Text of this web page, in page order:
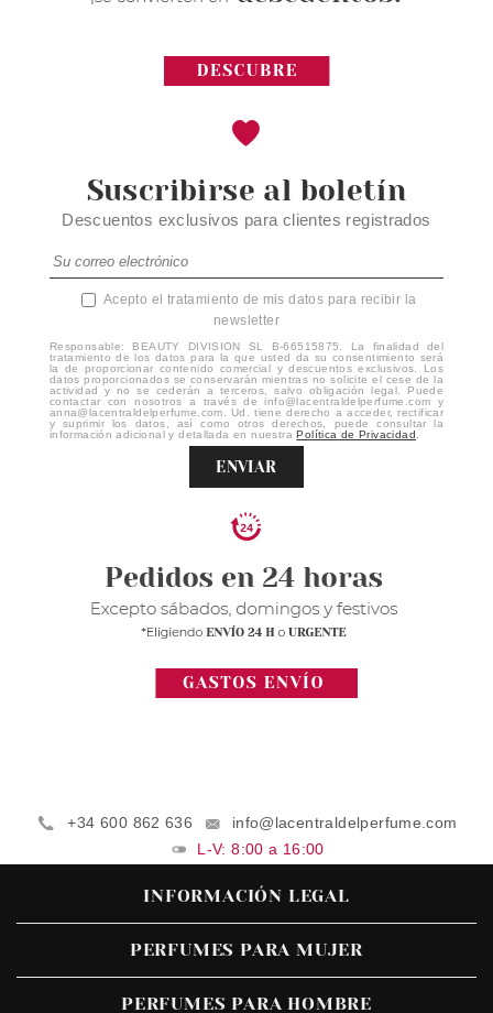
Suscribirse al boletín
Descuentos exclusivos para clientes registrados
Acepto el tratamiento de mis datos para recibir la
newsletter
Responsable: BEAUTY DIVISION SL B-66515875. La finalidad del
tratamiento de los datos para la que usted da su consentimiento será
la de proporcionar contenido comercial y descuentos exclusivos. Los
datos proporcionados se conservarán mientras no solicite el cese de la
actividad y no se cederán a terceros, salvo obligación legal. Puede
contactar con nosotros a través de info@lacentraldelperfume.com y
anna@lacentraldelperfume.com. Ud. tiene derecho a acceder, rectificar
y suprimir los datos, así como otros derechos, puede consultar la
información adicional y detallada en nuestraPolítica de Privacidad.
ENVIAR
+34 600 862 636
info@lacentraldelperfume.com
L-V: 8:00 a 16:00
INFORMACIÓN LEGAL
PERFUMES PARA MUJER
PERFUMES PARA HOMBRE